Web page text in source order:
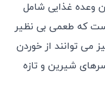
وعده غذایی شامل
که طعمی بی ‌نظیر
می ‌توانند از خوردن
شیرین و تازه